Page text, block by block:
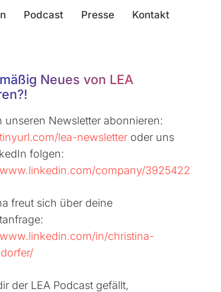
Podcast Presse Kontakt
Neues von LEA
unseren Newsletter abonnieren:
lea-newsletter oder uns
folgen:
company/3925422
freut sich über deine
in/christina-
der LEA Podcast gefällt,